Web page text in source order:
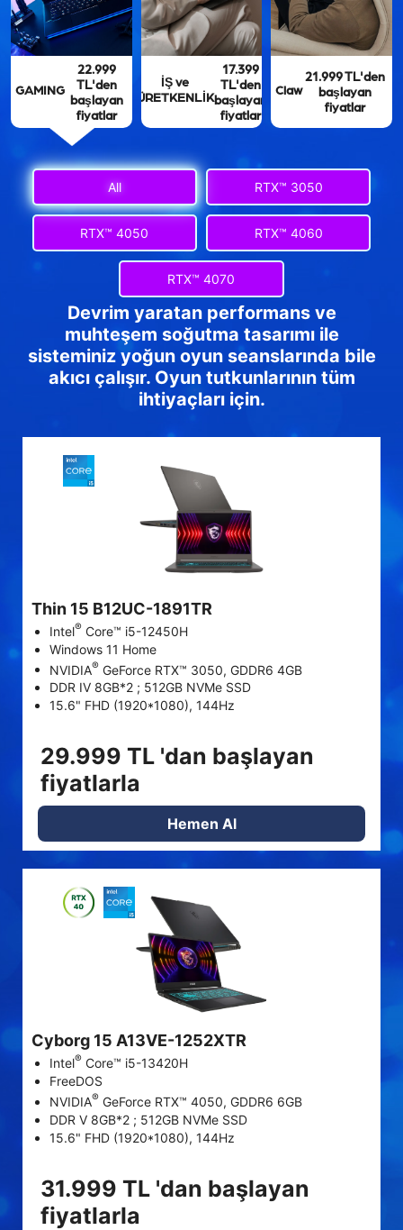
GAMING
22.999
TL'den
başlayan
fiyatlar
İŞ ve
ÜRETKENLİK
17.399
TL'den
başlayan
fiyatlar
Claw
21.999 TL'den
başlayan
fiyatlar
All RTX™ 3050
RTX™ 4050 RTX™ 4060
RTX™ 4070
Devrim yaratan performans ve
muhteşem soğutma tasarımı ile
sisteminiz yoğun oyun seanslarında bile
akıcı çalışır. Oyun tutkunlarının tüm
ihtiyaçları için.
Thin 15 B12UC-1891TR
Intel® Core™ i5-12450H
Windows 11 Home
NVIDIA® GeForce RTX™ 3050, GDDR6 4GB
DDR IV 8GB*2 ; 512GB NVMe SSD
15.6" FHD (1920*1080), 144Hz
29.999 TL 'dan başlayan
fiyatlarla
Hemen Al
Cyborg 15 A13VE-1252XTR
Intel® Core™ i5-13420H
FreeDOS
NVIDIA® GeForce RTX™ 4050, GDDR6 6GB
DDR V 8GB*2 ; 512GB NVMe SSD
15.6" FHD (1920*1080), 144Hz
31.999 TL 'dan başlayan
fiyatlarla